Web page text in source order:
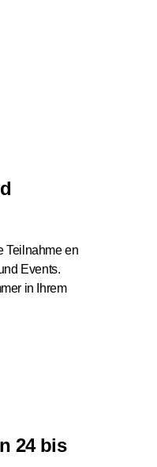
Teilnahme en
Events.
in Ihrem
24 bis